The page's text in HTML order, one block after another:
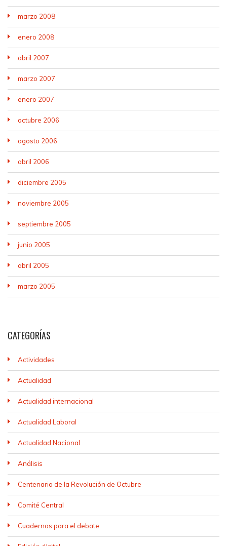
marzo 2008
enero 2008
abril 2007
marzo 2007
enero 2007
octubre 2006
agosto 2006
abril 2006
diciembre 2005
noviembre 2005
septiembre 2005
junio 2005
abril 2005
marzo 2005
CATEGORÍAS
Actividades
Actualidad
Actualidad internacional
Actualidad Laboral
Actualidad Nacional
Análisis
Centenario de la Revolución de Octubre
Comité Central
Cuadernos para el debate